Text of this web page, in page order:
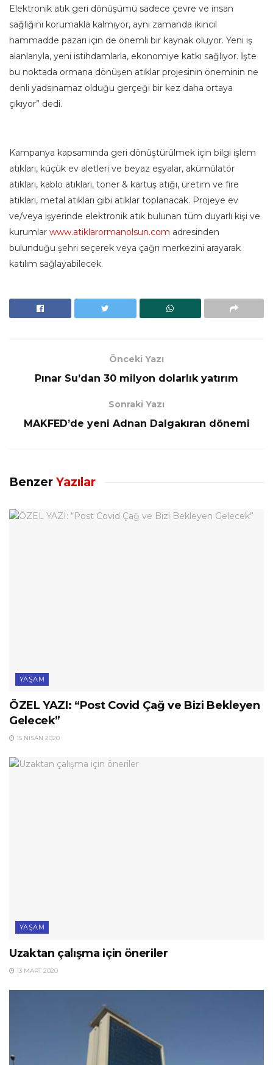
Elektronik atık geri dönüşümü sadece çevre ve insan
sağlığını korumakla kalmıyor, aynı zamanda ikincil
hammadde pazarı için de önemli bir kaynak oluyor. Yeni iş
alanlarıyla, yeni istihdamlarla, ekonomiye katkı sağlıyor. İşte
bu noktada ormana dönüşen atıklar projesinin öneminin ne
denli yadsınamaz olduğu gerçeği bir kez daha ortaya
çıkıyor” dedi.
Kampanya kapsamında geri dönüştürülmek için bilgi işlem
atıkları, küçük ev aletleri ve beyaz eşyalar, akümülatör
atıkları, kablo atıkları, toner & kartuş atığı, üretim ve fire
atıkları, metal atıkları gibi atıklar toplanacak. Projeye ev
ve/veya işyerinde elektronik atık bulunan tüm duyarlı kişi ve
kurumlar www.atiklarormanolsun.com adresinden
bulunduğu şehri seçerek veya çağrı merkezini arayarak
katılım sağlayabilecek.
Önceki Yazı
​Pınar Su’dan 30 milyon dolarlık yatırım
Sonraki Yazı
MAKFED’de yeni Adnan Dalgakıran dönemi
Benzer Yazılar
YAŞAM
ÖZEL YAZI: “Post Covid Çağ ve Bizi Bekleyen
Gelecek”
15 NISAN 2020
YAŞAM
Uzaktan çalışma için öneriler
13 MART 2020